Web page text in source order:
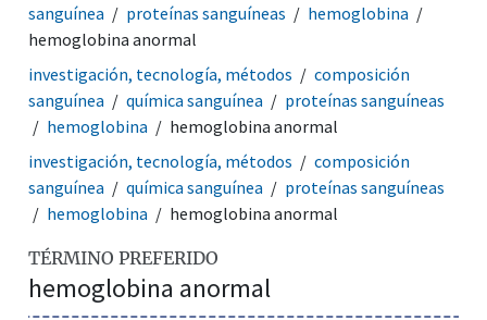
sanguínea
proteínas sanguíneas
hemoglobina
hemoglobina anormal
investigación, tecnología, métodos
composición
sanguínea
química sanguínea
proteínas sanguíneas
hemoglobina
hemoglobina anormal
investigación, tecnología, métodos
composición
sanguínea
química sanguínea
proteínas sanguíneas
hemoglobina
hemoglobina anormal
TÉRMINO PREFERIDO
hemoglobina anormal